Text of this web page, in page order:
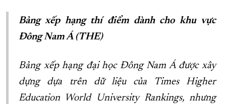
Bảng xếp hạng thí điểm dành cho khu vực
Đông Nam Á (THE)
Bảng xếp hạng đại học Đông Nam Á được xây
dựng dựa trên dữ liệu của Times Higher
Education World University Rankings, nhưng